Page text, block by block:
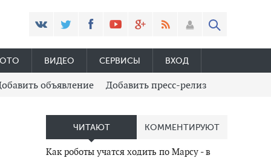
ВИДЕО СЕРВИСЫ ВХОД
объявление Добавить пресс-релиз
ЧИТАЮТ КОММЕНТИРУЮТ
Как роботы учатся ходить по Марсу - в